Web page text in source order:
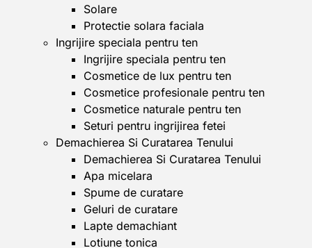
Solare
Protectie solara faciala
Ingrijire speciala pentru ten
Ingrijire speciala pentru ten
Cosmetice de lux pentru ten
Cosmetice profesionale pentru ten
Cosmetice naturale pentru ten
Seturi pentru ingrijirea fetei
Demachierea Si Curatarea Tenului
Demachierea Si Curatarea Tenului
Apa micelara
Spume de curatare
Geluri de curatare
Lapte demachiant
Lotiune tonica